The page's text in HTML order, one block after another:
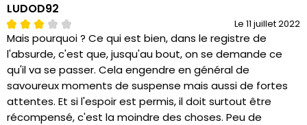
LUDOD92
Le 11 juillet 2022
Mais pourquoi ? Ce qui est bien, dans le registre de
l'absurde, c'est que, jusqu'au bout, on se demande ce
qu'il va se passer. Cela engendre en général de
savoureux moments de suspense mais aussi de fortes
attentes. Et si l'espoir est permis, il doit surtout être
récompensé, c'est la moindre des choses. Peu de